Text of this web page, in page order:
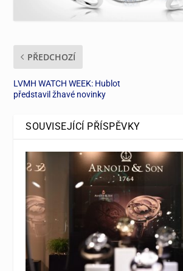
PŘEDCHOZÍ
LVMH WATCH WEEK: Hublot
představil žhavé novinky
SOUVISEJÍCÍ PŘÍSPĚVKY